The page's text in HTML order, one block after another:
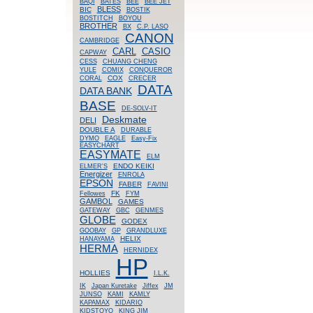
BAQI BATES BEE BEE JET
BIC BLESS
BOSTIK
BOSTITCH
BOYOU
BROTHER BX
C.P. LASO
CAMBRIDGE
CANON
CAPWAY CARL CASIO
CESS
CHUANG CHENG
YULE
COMIX
CONQUEROR
CORAL
COX CRECER
DATA BANK DATA
BASE
DE-SOLV-IT
DELI Deskmate
DOUBLE A
DURABLE
DYMO
EAGLE
Easy-Fix
EASYCHART
EASYMATE
ELM
ELMER'S
ENDO KEIKI
Energizer ENROLA
EPSON FABER
FAVINI
Fellowes
FK FYM
GAMBOL GAMES
GATEWAY GBC GENMES
GLOBE GODEX
GOOBAY GP
GRANDLUXE
HANAYAMA
HELIX
HERMA HERNIDEX
HOLLIES HP
I.L.K.
IK
Japan Kuretake Jiffex
JM
JUNSO
KAMI
KAMLY
KAPAMAX
KIDARIO
KIDSTOYO
KING JIM